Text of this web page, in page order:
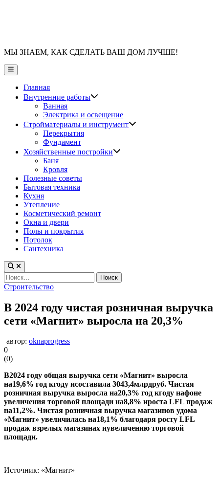
МЫ ЗНАЕМ, КАК СДЕЛАТЬ ВАШ ДОМ ЛУЧШЕ!
Главное
меню
Главная
Внутренние работы
Ванная
Электрика и освещение
Стройматериалы и инструмент
Перекрытия
Фундамент
Хозяйственные постройки
Баня
Кровля
Полезные советы
Бытовая техника
Кухня
Утепление
Косметический ремонт
Окна и двери
Полы и покрытия
Потолок
Сантехника
Найти:
Опубликовано
Строительство
В 2024 году чистая розничная выручка
сети «Магнит» выросла на 20,3%
автор: oknaprogress
0
(0)
В2024 году общая выручка сети «Магнит» выросла
на19,6% год кгоду исоставила 3043,4млрдруб. Чистая
розничная выручка выросла на20,3% год кгоду нафоне
увеличения торговой площади на8,8% ироста LFL продаж
на11,2%. Чистая розничная выручка магазинов удома
«Магнит» увеличилась на18,1% благодаря росту LFL
продаж взрелых магазинах иувеличению торговой
площади.
Источник: «Магнит»